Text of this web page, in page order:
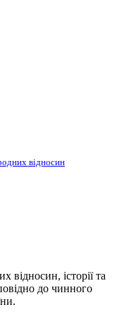
відносин
історії та
до чинного